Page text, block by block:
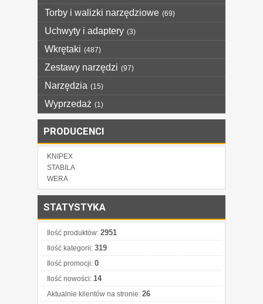
Torby i walizki narzędziowe (69)
Uchwyty i adaptery (3)
Wkrętaki (487)
Zestawy narzędzi (97)
Narzędzia (15)
Wyprzedaż (1)
PRODUCENCI
KNIPEX
STABILA
WERA
STATYSTYKA
Ilość produktów: 2951
Ilość kategorii: 319
Ilość promocji: 0
Ilość nowości: 14
Aktualnie klientów na stronie: 26